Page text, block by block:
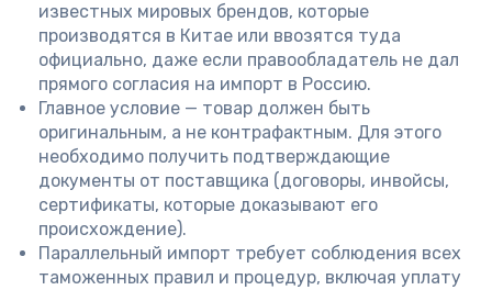
известных мировых брендов, которые
производятся в Китае или ввозятся туда
официально, даже если правообладатель не дал
прямого согласия на импорт в Россию.
Главное условие — товар должен быть
оригинальным, а не контрафактным. Для этого
необходимо получить подтверждающие
документы от поставщика (договоры, инвойсы,
сертификаты, которые доказывают его
происхождение).
Параллельный импорт требует соблюдения всех
таможенных правил и процедур, включая уплату